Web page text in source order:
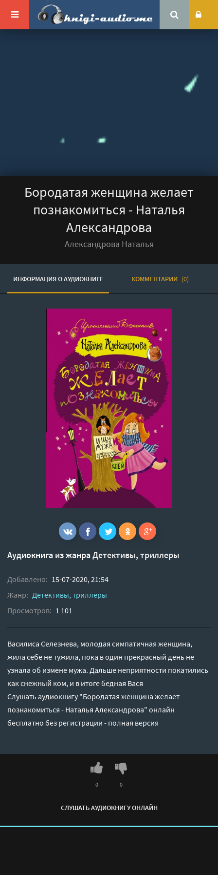
Бородатая женщина желает
познакомиться - Наталья
Александрова
Александрова Наталья
ИНФОРМАЦИЯ О АУДИОКНИГЕ КОММЕНТАРИИ (0)
Аудиокнига из жанраДетективы, триллеры
Добавлено: 15-07-2020, 21:54
Жанр: Детективы, триллеры
Просмотров: 1 101
Василиса Селезнева, молодая симпатичная женщина,
жила себе не тужила, пока в один прекрасный день не
узнала об измене мужа. Дальше неприятности покатились
как снежный ком, и в итоге бедная Вася
Слушать аудиокнигу "Бородатая женщина желает
познакомиться - Наталья Александрова" онлайн
бесплатно без регистрации - полная версия
СЛУШАТЬ АУДИОКНИГУ ОНЛАЙН
0 0